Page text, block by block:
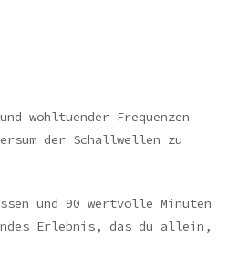
wohltuender Frequenzen
der Schallwellen zu
und 90 wertvolle Minuten
Erlebnis, das du allein,